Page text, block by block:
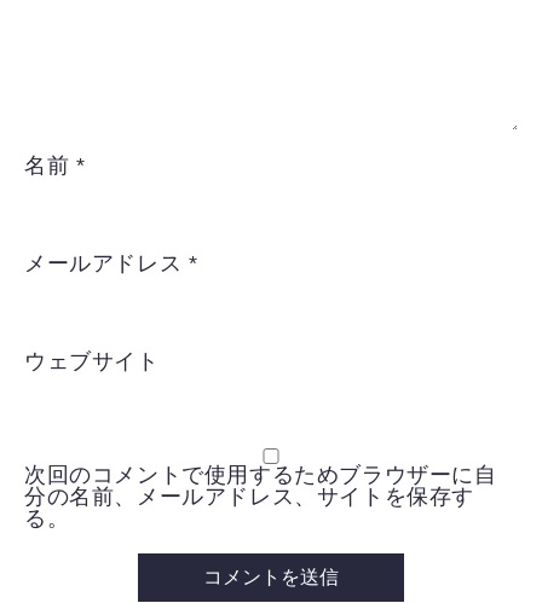
名前 *
メールアドレス *
ウェブサイト
次回のコメントで使用するためブラウザーに自
分の名前、メールアドレス、サイトを保存す
る。